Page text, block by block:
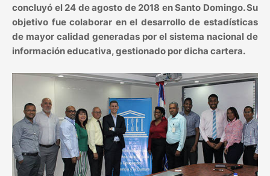
concluyó el 24 de agosto de 2018 en Santo Domingo. Su
objetivo fue colaborar en el desarrollo de estadísticas
de mayor calidad generadas por el sistema nacional de
información educativa, gestionado por dicha cartera.